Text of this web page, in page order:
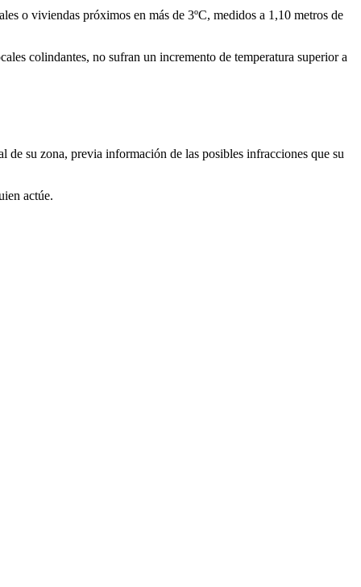
o viviendas próximos en más de 3ºC, medidos a 1,10 metros de
colindantes, no sufran un incremento de temperatura superior a
su zona, previa información de las posibles infracciones que su
actúe.